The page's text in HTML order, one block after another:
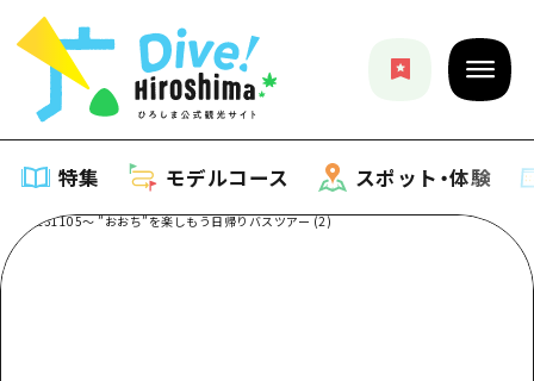
特集 モデルコース スポット・体験